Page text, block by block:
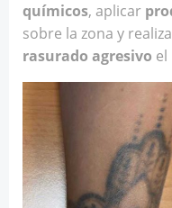
químicos, aplicar
sobre la zona y
rasurado agresivo